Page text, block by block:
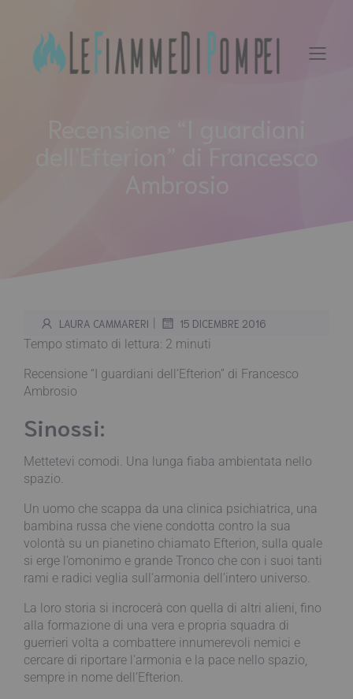
contenuto
LAURA CAMMARERI | 15 DICEMBRE 2016
Tempo stimato di lettura: 2 minuti
Recensione “I guardiani dell’Efterion” di Francesco
Ambrosio
Sinossi:
Mettetevi comodi. Una lunga fiaba ambientata nello
spazio.
Un uomo che scappa da una clinica psichiatrica, una
bambina russa che viene condotta contro la sua
volontà su un pianetino chiamato Efterion, sulla quale
si erge l’omonimo e grande Tronco che con i suoi tanti
rami e radici veglia sull’armonia dell’intero universo.
La loro storia si incrocerà con quella di altri alieni, fino
alla formazione di una vera e propria squadra di
guerrieri volta a combattere innumerevoli nemici e
cercare di riportare l’armonia e la pace nello spazio,
sempre in nome dell’Efterion.